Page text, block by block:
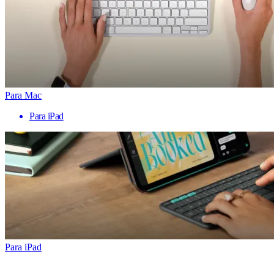
Para Mac
Para iPad
Para iPad